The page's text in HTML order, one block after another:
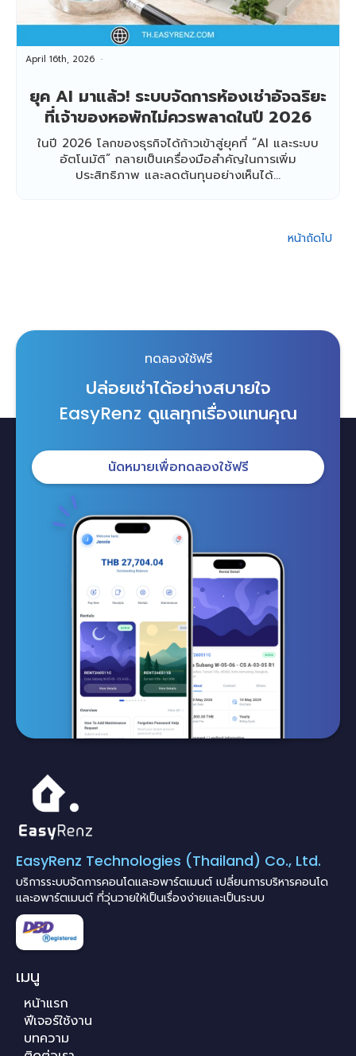
ยุค AI มาแล้ว! ระบบจัดการห้องเช่าอัจฉริยะ
ที่เจ้าของหอพักไม่ควรพลาดในปี 2026
April 16th, 2026
ในปี 2026 โลกของธุรกิจได้ก้าวเข้าสู่ยุคที่ “AI และระบบ
อัตโนมัติ” กลายเป็นเครื่องมือสำคัญในการเพิ่ม
ประสิทธิภาพ และลดต้นทุนอย่างเห็นได้...
หน้าถัดไป
ทดลองใช้ฟรี
ปล่อยเช่าได้อย่างสบายใจ
EasyRenz ดูแลทุกเรื่องแทนคุณ
นัดหมายเพื่อทดลองใช้ฟรี
EasyRenz Technologies (Thailand) Co., Ltd.
บริการระบบจัดการคอนโดและอพาร์ตเมนต์ เปลี่ยนการบริหารคอนโด
และอพาร์ตเมนต์ ที่วุ่นวายให้เป็นเรื่องง่ายและเป็นระบบ
เมนู
หน้าแรก
ฟีเจอร์ใช้งาน
บทความ